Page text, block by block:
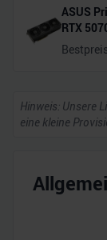
ASUS
RTX
Hinweis: Unsere
eine kleine